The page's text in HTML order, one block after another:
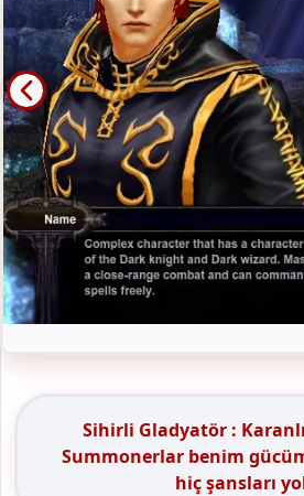
Sihirli Gladyatör :
Summonerlar benim
hiç şansları